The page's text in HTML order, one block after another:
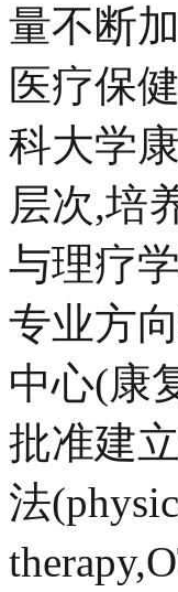
量不断
医疗保
科大学
层次,培
与理疗
专业方
中心(康
批准建
法